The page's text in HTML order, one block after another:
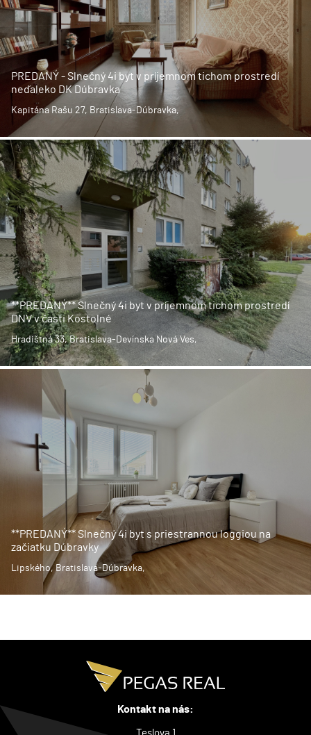
PREDANÝ - Slnečný 4i byt v príjemnom tichom prostredí
neďaleko DK Dúbravka
Kapitána Rašu 27, Bratislava-Dúbravka,
**PREDANÝ** Slnečný 4i byt v príjemnom tichom prostredí
DNV v časti Kostolné
Hradištná 33, Bratislava-Devínska Nová Ves,
**PREDANÝ** Slnečný 4i byt s priestrannou loggiou na
začiatku Dúbravky
Lipského, Bratislava-Dúbravka,
Kontakt na nás: